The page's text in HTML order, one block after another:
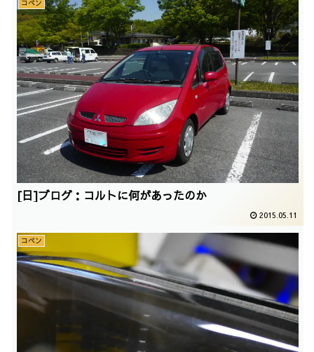
コペン
[日]ブログ：コルトに何があったのか
2015.05.11
コペン